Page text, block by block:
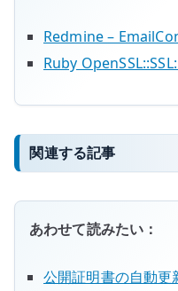
Redmine –
Ruby
関連する記事
あわせて読みたい：
公開証明書の自動更